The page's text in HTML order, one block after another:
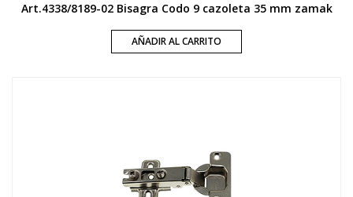
Art.4338/8189-02 Bisagra Codo 9 cazoleta 35 mm zamak
AÑADIR AL CARRITO